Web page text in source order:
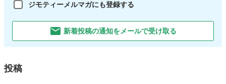
ジモティーメルマガにも登録する
新着投稿の通知をメールで受け取る
投稿